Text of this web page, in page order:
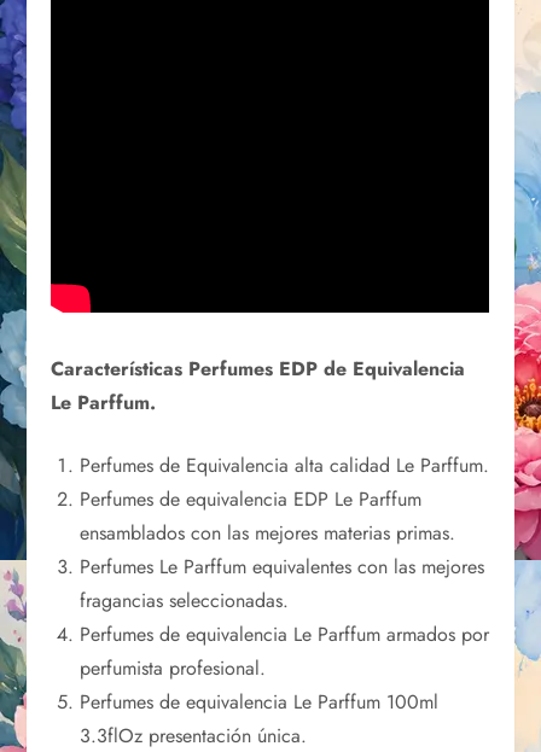
Características Perfumes EDP de Equivalencia
Le Parffum.
Perfumes de Equivalencia alta calidad Le Parffum.
Perfumes de equivalencia EDP Le Parffum
ensamblados con las mejores materias primas.
Perfumes Le Parffum equivalentes con las mejores
fragancias seleccionadas.
Perfumes de equivalencia Le Parffum armados por
perfumista profesional.
Perfumes de equivalencia Le Parffum 100ml
3.3flOz presentación única.